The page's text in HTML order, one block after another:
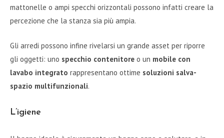
mattonelle o ampi specchi orizzontali possono infatti creare la
percezione che la stanza sia più ampia.
Gli arredi possono infine rivelarsi un grande asset per riporre
gli oggetti: uno specchio contenitore o un mobile con
lavabo integrato rappresentano ottime soluzioni salva-
spazio multifunzionali.
L’igiene